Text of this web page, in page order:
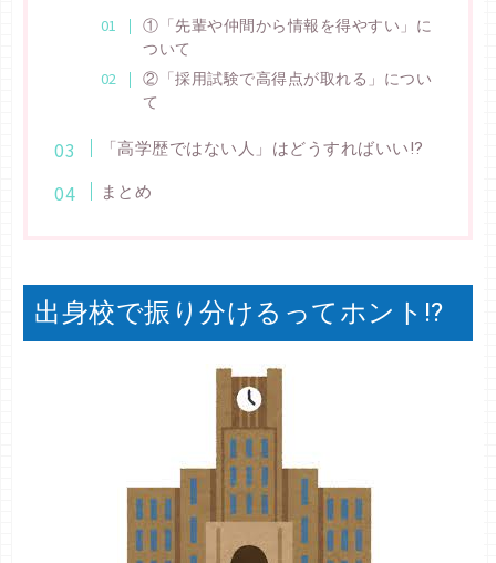
①「先輩や仲間から情報を得やすい」に
ついて
②「採用試験で高得点が取れる」につい
て
「高学歴ではない人」はどうすればいい⁉
まとめ
出身校で振り分けるってホント⁉